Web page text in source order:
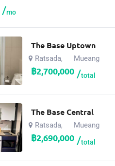
mo
The Base Uptown
Ratsada, Mueang
฿2,700,000 total
The Base Central
Ratsada, Mueang
฿2,690,000 total